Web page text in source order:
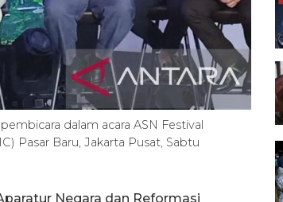
dalam acara ASN Festival
Pasar Baru, Jakarta Pusat, Sabtu
Negara dan Reformasi